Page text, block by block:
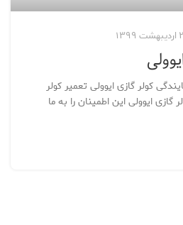
کولر گازی ایوولی تعمیر کولر
گازی ایوولی این اطمینان را به ما